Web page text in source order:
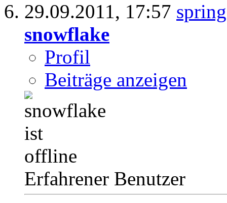
29.09.2011, 17:57
snowflake
Profil
Beiträge anzeigen
Erfahrener Benutzer